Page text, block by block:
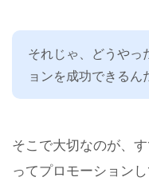
それじゃ、どうやっ
ョンを成功できるん
そこで大切なのが、
ってプロモーション